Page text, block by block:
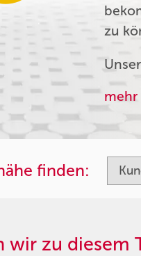
zu
mehr
finden:
wir zu diesem